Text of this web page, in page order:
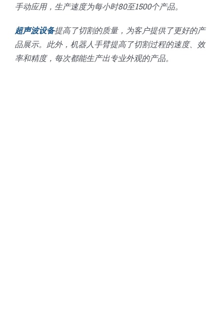
手动应用，生产速度为每小时80至1500个产品。
超声波设备提高了切割的质量，为客户提供了更好的产
品展示。此外，机器人手臂提高了切割过程的速度、效
率和精度，每次都能生产出专业外观的产品。